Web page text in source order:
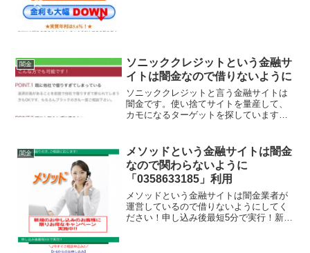
闇金
ソニッククレジットという金融サ
イトは闇金なので借りないように
ソニッククレジットと言う金融サイトは
闇金です。使い捨てサイトを量産して、
カモになるターゲットを探しています、
い違法業者なので、絶対に申し込まない
ようにしてください。今現...
闇金
メソッドという金融サイトは闇金
なので関わらないように
「0358633185」利用
メソッドという金融サイトは闇金業者が
運営しているので借りないようにしてく
ださい！申し込み後最短5分で実行！新規